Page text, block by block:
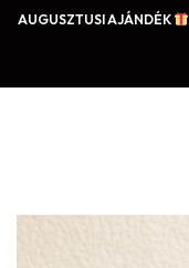
AUGUSZTUSI AJÁNDÉK